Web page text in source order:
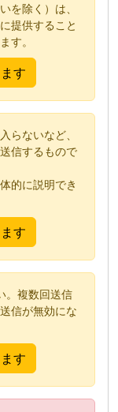
を除く）は、
提供すること
す。
らないなど、
信するもので
的に説明でき
。複数回送信
信が無効にな